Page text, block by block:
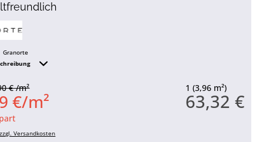
Granorte
1 (3,96 m²)
63,32 €
€ /m²
€/m²
zzgl. Versandkosten